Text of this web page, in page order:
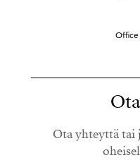
Office
Ota yhteyttä